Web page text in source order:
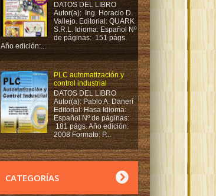
DATOS DEL LIBRO
Autor(a): Ing. Horacio D.
Vallejo. Editorial: QUARK
S.R.L. Idioma: Español Nº
de páginas: 151 págs.
Año edición:...
PLC automatización y
control industrial
DATOS DEL LIBRO
Autor(a): Pablo A. Danerí
Editorial: Hasa Idioma:
Español Nº de páginas:
181 págs. Año edición:
2008 Formato: P...
CATEGORÍAS